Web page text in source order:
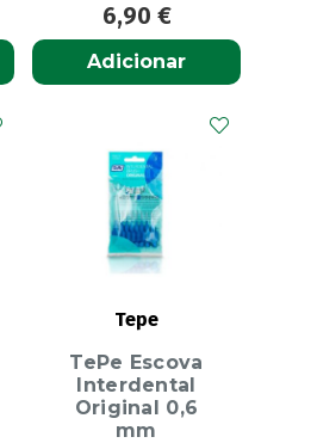
6,90 €
Adicionar
Tepe
TePe Escova
Interdental
Original 0,6
mm